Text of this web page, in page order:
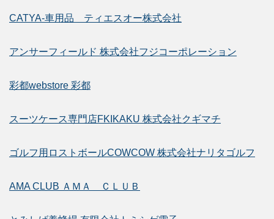
CATYA-車用品 ティエスオー株式会社
アンサーフィールド 株式会社フジコーポレーション
彩都webstore 彩都
スーツケース専門店FKIKAKU 株式会社クギマチ
ゴルフ用ロストボールCOWCOW 株式会社ナリタゴルフ
AMA CLUB ＡＭＡ ＣＬＵＢ